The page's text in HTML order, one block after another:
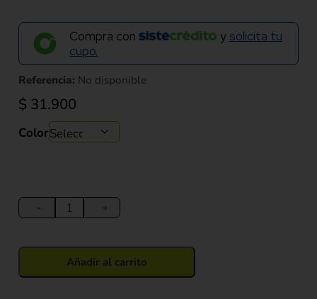
Compra con y solicita tu
cupo.
Referencia: No disponible
$ 31.900
Color
-
Oso
con
25
+
Añadir al carrito